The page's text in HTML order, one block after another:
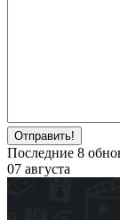
Отправить!
Последние 8
07 августа